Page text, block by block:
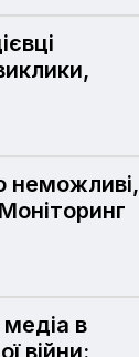
неможливі,
в
війни: